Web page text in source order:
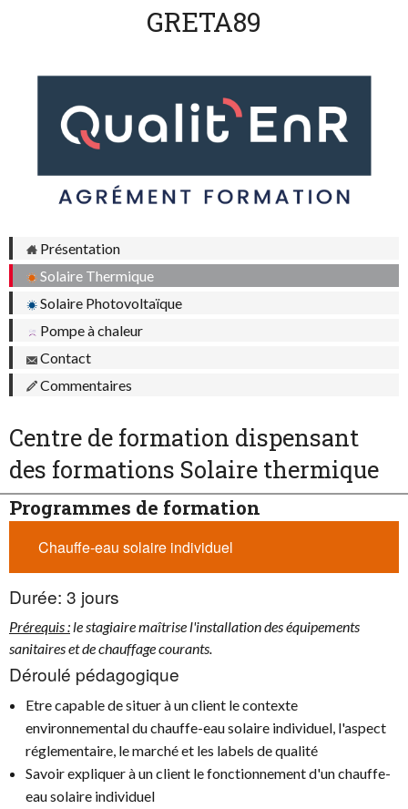
GRETA89
Présentation
Solaire Thermique
Solaire Photovoltaïque
Pompe à chaleur
Contact
Commentaires
Centre de formation dispensant
des formations Solaire thermique
Programmes de formation
Chauffe-eau solaire individuel
Durée: 3 jours
Prérequis :le stagiaire maîtrise l'installation des équipements
sanitaires et de chauffage courants.
Déroulé pédagogique
Etre capable de situer à un client le contexte
environnemental du chauffe-eau solaire individuel, l'aspect
réglementaire, le marché et les labels de qualité
Savoir expliquer à un client le fonctionnement d'un chauffe-
eau solaire individuel